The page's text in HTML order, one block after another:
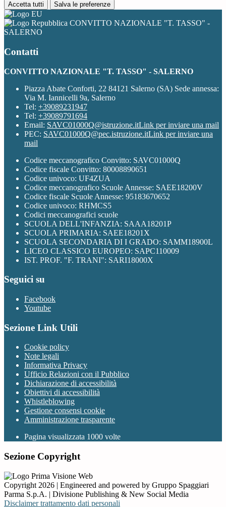
Accetta tutti Salva le preferenze
CONVITTO NAZIONALE "T. TASSO" -
SALERNO
Contatti
CONVITTO NAZIONALE "T. TASSO" - SALERNO
Piazza Abate Conforti, 22 84121 Salerno (SA) Sede annessa:
Via M. Iannicelli 9a, Salerno
Tel: +39089231947
Tel: +39089791694
Email: SAVC01000Q@istruzione.itLink per inviare una mail
PEC: SAVC01000Q@pec.istruzione.itLink per inviare una
mail
Codice meccanografico Convitto: SAVC01000Q
Codice fiscale Convitto: 80008890651
Codice univoco: UF4ZUA
Codice meccanografico Scuole Annesse: SAEE18200V
Codice fiscale Scuole Annesse: 95183670652
Codice univoco: RHMCS5
Codici meccanografici scuole
SCUOLA DELL'INFANZIA: SAAA18201P
SCUOLA PRIMARIA: SAEE18201X
SCUOLA SECONDARIA DI I GRADO: SAMM18900L
LICEO CLASSICO EUROPEO: SAPC110009
IST. PROF. "F. TRANI": SARI18000X
Seguici su
Facebook
Youtube
Sezione Link Utili
Cookie policy
Note legali
Informativa Privacy
Ufficio Relazioni con il Pubblico
Dichiarazione di accessibilità
Obiettivi di accessibilità
Whistleblowing
Gestione consensi cookie
Amministrazione trasparente
Pagina visualizzata 1000 volte
Sezione Copyright
Copyright 2026 | Engineered and powered by Gruppo Spaggiari
Parma S.p.A. | Divisione Publishing & New Social Media
Disclaimer trattamento dati personali